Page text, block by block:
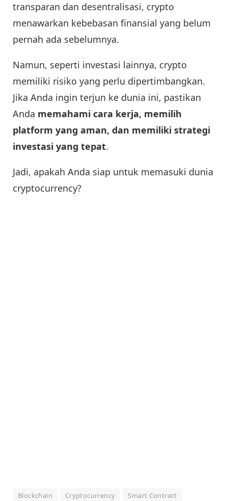
transparan dan desentralisasi, crypto
menawarkan kebebasan finansial yang belum
pernah ada sebelumnya.
Namun, seperti investasi lainnya, crypto
memiliki risiko yang perlu dipertimbangkan.
Jika Anda ingin terjun ke dunia ini, pastikan
Anda memahami cara kerja, memilih
platform yang aman, dan memiliki strategi
investasi yang tepat.
Jadi, apakah Anda siap untuk memasuki dunia
cryptocurrency?
Blockchain Cryptocurrency Smart Contract